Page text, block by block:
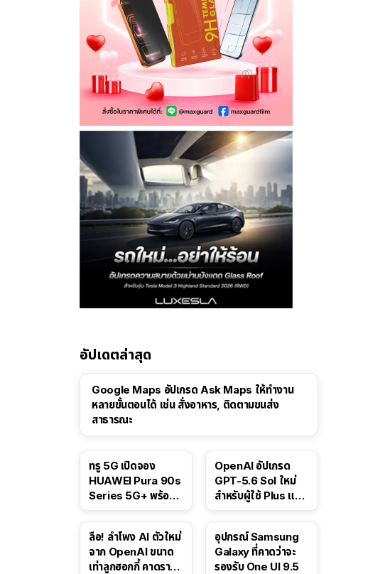
อัปเดตล่าสุด
Google Maps อัปเกรด Ask Maps ให้ทำงาน
หลายขั้นตอนได้ เช่น สั่งอาหาร, ติดตามขนส่ง
สาธารณะ
ทรู 5G เปิดจอง
HUAWEI Pura 90s
Series 5G+ พร้อม
OpenAI อัปเกรด
GPT-5.6 Sol ใหม่
สำหรับผู้ใช้ Plus และ
ลือ! ลำโพง AI ตัวใหม่
จาก OpenAI ขนาด
เท่าลูกฮอกกี้ คาดราคา
อุปกรณ์ Samsung
Galaxy ที่คาดว่าจะ
รองรับ One UI 9.5